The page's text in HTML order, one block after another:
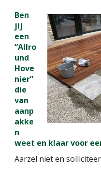
Ben
jij
een
“Allro
und
Hove
nier”
die
van
aanp
akke
n
weet en klaar voor
Aarzel niet en